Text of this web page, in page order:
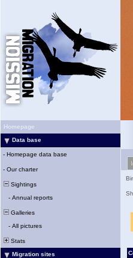
Homepage
Data base
- Homepage data base
- Our charter
Sightings
- Annual reports
Galleries
- All pictures
Stats
Migration sites